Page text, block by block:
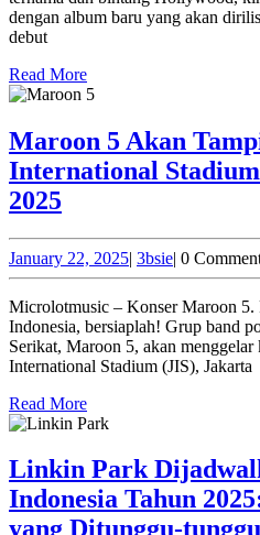
Setelah
Dekade,
Siap
Rilis
Maret
2025
dengan album baru yang akan
debut
Read MoreRead
More
Maroon 5 Akan
International
2025Maroon
Akan
Tampil
di
Jakarta
International
Stadium
pada
1
Februari
2025
January 22, 2025January
22,
2025
| 3bsie3bsie
| 0
Microlotmusic – Konser Maroon 5. Para penggemar musik di
Indonesia, bersiaplah! Grup band
Serikat, Maroon 5, akan menggelar
International Stadium (JIS), Jakarta
Read MoreRead
More
Linkin Park
Indonesia Tahun
yang Ditunggu-